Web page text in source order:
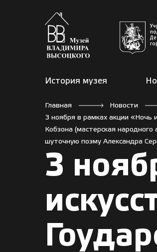
История музея
Главная
Новости
3 ноября в рамках акции «Ночь
Кобзона (мастерская
шуточную поэму Александра
3